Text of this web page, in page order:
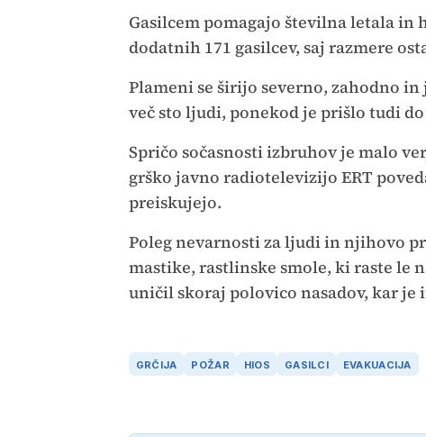
Gasilcem pomagajo številna letala
dodatnih 171 gasilcev, saj razmere
Plameni se širijo severno, zahodno
več sto ljudi, ponekod je prišlo tudi
Spričo sočasnosti izbruhov je malo
grško javno radiotelevizijo ERT
preiskujejo.
Poleg nevarnosti za ljudi in njihovo
mastike, rastlinske smole, ki raste le
uničil skoraj polovico nasadov, kar je
GRČIJA POŽAR HIOS GASILCI EVAKUACIJA